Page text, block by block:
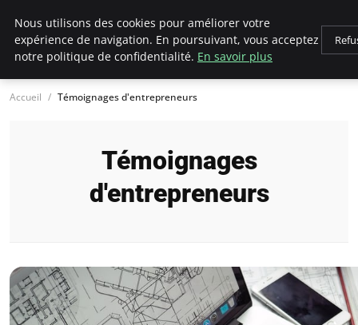
LECFCM
Accueil Témoignages d'entrepreneurs
Témoignages
d'entrepreneurs
Nous utilisons des cookies pour améliorer votre
expérience de navigation. En poursuivant, vous acceptez
notre politique de confidentialité. En savoir plus